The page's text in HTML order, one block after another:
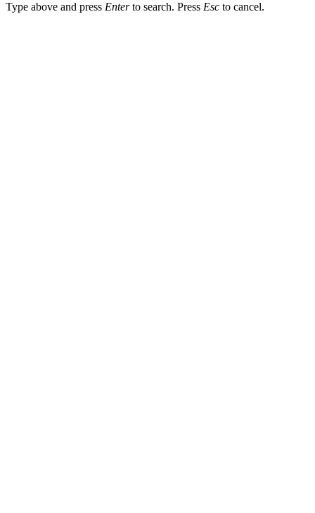
Type above and press Enterto search. Press Esc to cancel.